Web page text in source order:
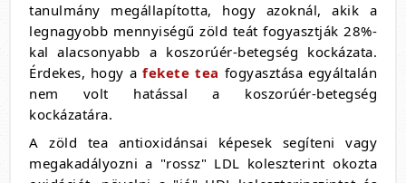
tanulmány megállapította, hogy azoknál, akik a
legnagyobb mennyiségű zöld teát fogyasztják 28%-
kal alacsonyabb a koszorúér-betegség kockázata.
Érdekes, hogy afekete tea fogyasztása egyáltalán
nem volt hatással a koszorúér-betegség
kockázatára.
A zöld tea antioxidánsai képesek segíteni vagy
megakadályozni a "rossz" LDL koleszterint okozta